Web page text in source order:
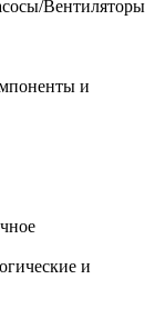
Вентиляторы
и
и